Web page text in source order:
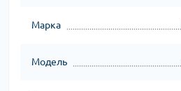
Марка
Модель